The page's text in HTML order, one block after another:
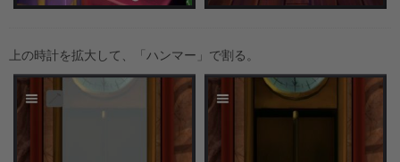
上の時計を拡大して、「ハンマー」で割る。